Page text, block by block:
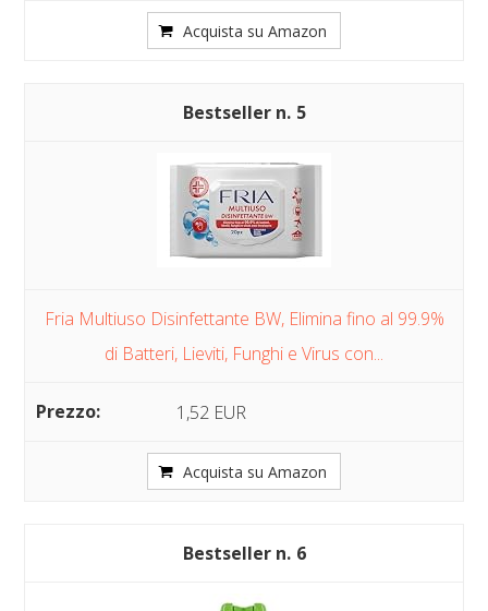
Acquista su Amazon
5
Fria Multiuso Disinfettante BW, Elimina fino al 99.9%
di Batteri, Lieviti, Funghi e Virus con...
1,52 EUR
Acquista su Amazon
6